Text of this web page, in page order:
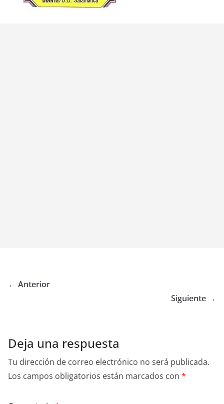
← Anterior
Siguiente →
Deja una respuesta
Tu dirección de correo electrónico no será publicada.
Los campos obligatorios están marcados con *